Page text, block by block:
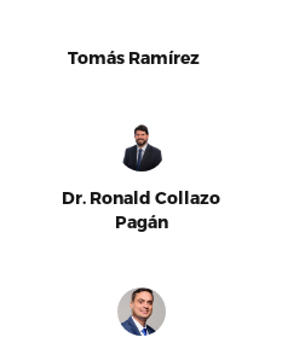
Tomás Ramírez
Dr. Ronald Collazo
Pagán